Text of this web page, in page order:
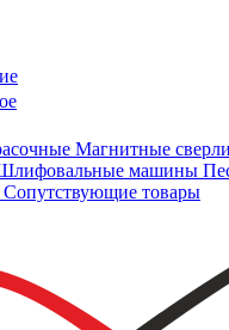
Магнитные
машины
Сопутствующие товары